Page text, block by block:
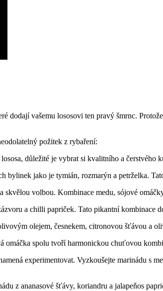
dodají vašemu lososovi ten pravý šmrnc.
požitek z rybaření:
důležité je vybrat si kvalitního a čerstvého
jako je tymián, rozmarýn a petrželka.
volbou. Kombinace medu,⁣ sójové
a chilli papriček. Tato ⁢pikantní kombinace
olejem, ​česnekem, citronovou šťávou ​a
omáčka spolu tvoří harmonickou chuťovou
experimentovat. Vyzkoušejte marinádu s
z ananasové šťávy, koriandru a jalapeňos